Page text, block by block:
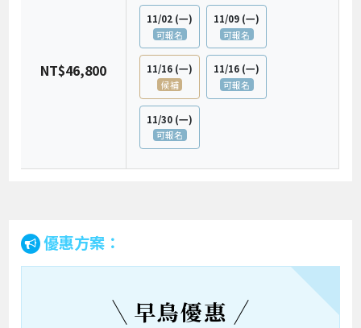
優惠方案：
早鳥優惠
NT$46,800
11/02 (一)
可報名
11/09 (一)
可報名
11/16 (一)
候補
11/16 (一)
可報名
11/30 (一)
可報名